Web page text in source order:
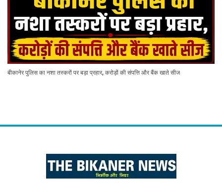
बीकानेर पुलिस का नशा तस्करों पर बड़ा प्रहार, करोड़ों की संपत्ति और बैंक खाते सीज